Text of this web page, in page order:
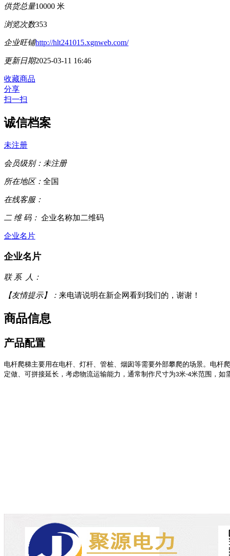
供货总量10000 米
浏览次数353
企业旺铺http://hlt241015.xgnweb.com/
更新日期2025-03-11 16:46
收藏商品
分享
扫一扫
诚信档案
未注册
会员级别： 未注册
所在地区： 全国
在线客服：
二 维 码： 企业名称加二维码
企业名片
企业名片
联 系 人：
【友情提示】： 来电请说明在新企网看到我们的，谢谢！
商品信息
产品配置
电杆爬梯主要用在电杆、灯杆、管桩、烟囱等需要外部攀爬的场景。电
定做、可拼接延长，考虑物流运输能力，通常制作尺寸为3米-4米范围，如